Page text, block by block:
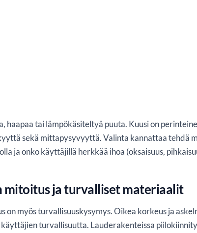
tai lämpökäsiteltyä puuta. Kuusi on
sekä mittapysyvyyttä. Valinta kannattaa tehdä
ja onko käyttäjillä herkkää ihoa (oksaisuus,
mitoitus ja turvalliset materiaalit
on myös turvallisuuskysymys. Oikea korkeus ja
turvallisuutta. Lauderakenteissa